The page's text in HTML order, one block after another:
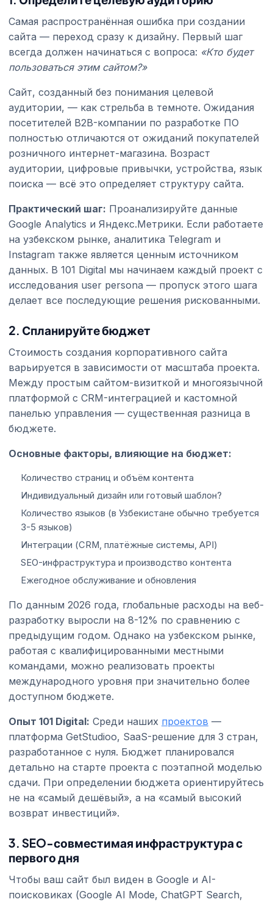
Самая распространённая ошибка при создании
сайта — переход сразу к дизайну. Первый шаг
всегда должен начинаться с вопроса: «Кто будет
пользоваться этим сайтом?»
Сайт, созданный без понимания целевой
аудитории, — как стрельба в темноте. Ожидания
посетителей B2B-компании по разработке ПО
полностью отличаются от ожиданий покупателей
розничного интернет-магазина. Возраст
аудитории, цифровые привычки, устройства, язык
поиска — всё это определяет структуру сайта.
Практический шаг: Проанализируйте данные
Google Analytics и Яндекс.Метрики. Если работаете
на узбекском рынке, аналитика Telegram и
Instagram также является ценным источником
данных. В 101 Digital мы начинаем каждый проект с
исследования user persona — пропуск этого шага
делает все последующие решения рискованными.
2. Спланируйте бюджет
Стоимость создания корпоративного сайта
варьируется в зависимости от масштаба проекта.
Между простым сайтом-визиткой и многоязычной
платформой с CRM-интеграцией и кастомной
панелью управления — существенная разница в
бюджете.
Основные факторы, влияющие на бюджет:
Количество страниц и объём контента
Индивидуальный дизайн или готовый шаблон?
Количество языков (в Узбекистане обычно требуется
3-5 языков)
Интеграции (CRM, платёжные системы, API)
SEO-инфраструктура и производство контента
Ежегодное обслуживание и обновления
По данным 2026 года, глобальные расходы на веб-
разработку выросли на 8-12% по сравнению с
предыдущим годом. Однако на узбекском рынке,
работая с квалифицированными местными
командами, можно реализовать проекты
международного уровня при значительно более
доступном бюджете.
Опыт 101 Digital: Среди наших проектов —
платформа GetStudioo, SaaS-решение для 3 стран,
разработанное с нуля. Бюджет планировался
детально на старте проекта с поэтапной моделью
сдачи. При определении бюджета ориентируйтесь
не на «самый дешёвый», а на «самый высокий
возврат инвестиций».
3. SEO-совместимая инфраструктура с
первого дня
Чтобы ваш сайт был виден в Google и AI-
поисковиках (Google AI Mode, ChatGPT Search,